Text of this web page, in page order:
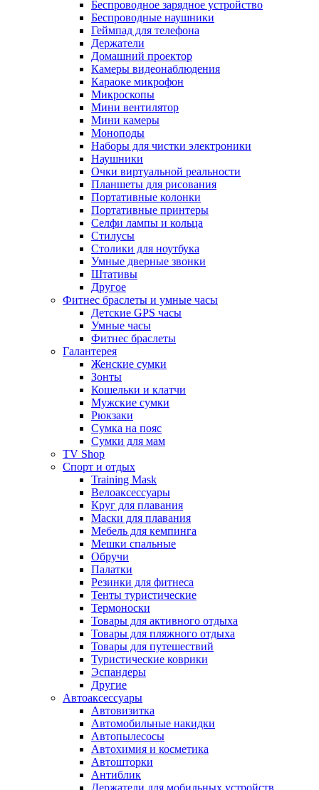
Беспроводное зарядное устройство
Беспроводные наушники
Геймпад для телефона
Держатели
Домашний проектор
Камеры видеонаблюдения
Караоке микрофон
Микроскопы
Мини вентилятор
Мини камеры
Моноподы
Наборы для чистки электроники
Наушники
Очки виртуальной реальности
Планшеты для рисования
Портативные колонки
Портативные принтеры
Селфи лампы и кольца
Стилусы
Столики для ноутбука
Умные дверные звонки
Штативы
Другое
Фитнес браслеты и умные часы
Детские GPS часы
Умные часы
Фитнес браслеты
Галантерея
Женские сумки
Зонты
Кошельки и клатчи
Мужские сумки
Рюкзаки
Сумка на пояс
Сумки для мам
TV Shop
Спорт и отдых
Training Mask
Велоаксессуары
Круг для плавания
Маски для плавания
Мебель для кемпинга
Мешки спальные
Обручи
Палатки
Резинки для фитнеса
Тенты туристические
Термоноски
Товары для активного отдыха
Товары для пляжного отдыха
Товары для путешествий
Туристические коврики
Эспандеры
Другие
Автоаксессуары
Автовизитка
Автомобильные накидки
Автопылесосы
Автохимия и косметика
Автошторки
Антиблик
Держатели для мобильных устройств